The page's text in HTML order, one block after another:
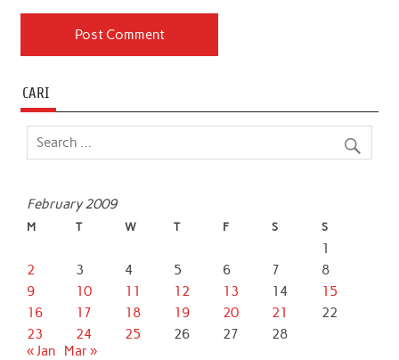
CARI
February 2009
M T W T F S S
1
2
3 4 5 6 7
8
9
10 11 12 13 14
15
16
17 18 19 20 21
22
23
24 25 26 27
28
« Jan
Mar »